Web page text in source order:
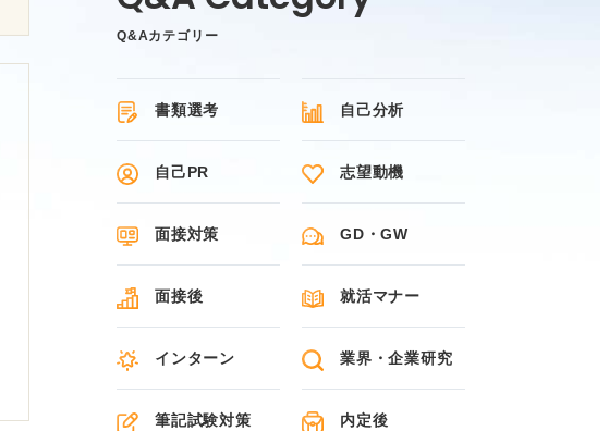
Q&Aカテゴリー
書類選考 自己分析
自己PR 志望動機
面接対策 GD・GW
面接後 就活マナー
インターン 業界・企業研究
筆記試験対策 内定後